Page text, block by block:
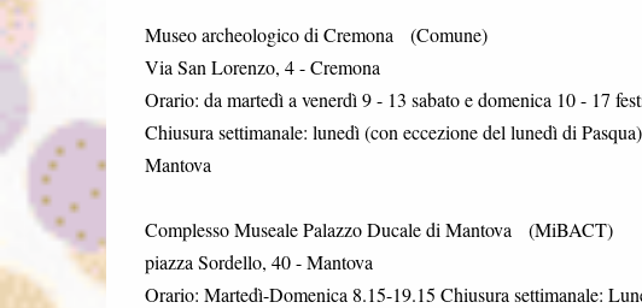
Museo archeologico di Cremona (Comune)
Via San Lorenzo, 4 - Cremona
Orario: da martedì a venerdì 9 - 13 sabato e domenica 10 - 17
Chiusura settimanale: lunedì (con eccezione del lunedì di
Mantova
Complesso Museale Palazzo Ducale di Mantova (MiBACT)
piazza Sordello, 40 - Mantova
Orario: Martedì-Domenica 8.15-19.15 Chiusura settimanale: